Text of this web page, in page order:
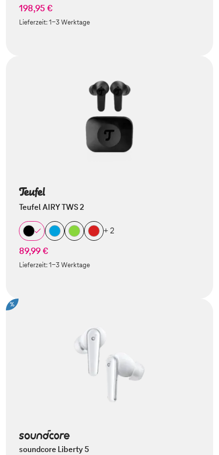
198,95 €
Lieferzeit:1-3 Werktage
Teufel AIRY TWS 2
+ 2
89,99 €
Lieferzeit:1-3 Werktage
%
soundcore Liberty 5